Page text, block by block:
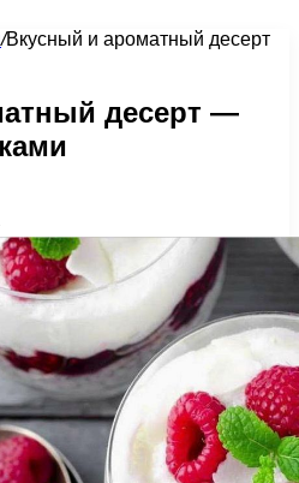
/Вкусный и ароматный десерт
десерт —